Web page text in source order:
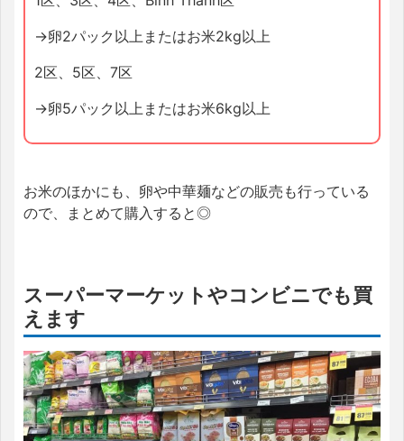
→卵2パック以上またはお米2kg以上
2区、5区、7区
→卵5パック以上またはお米6kg以上
お米のほかにも、卵や中華麺などの販売も行っている
ので、まとめて購入すると◎
スーパーマーケットやコンビニでも買
えます